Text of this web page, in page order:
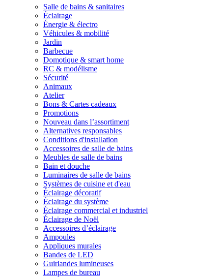
Salle de bains & sanitaires
Éclairage
Énergie & électro
Véhicules & mobilité
Jardin
Barbecue
Domotique & smart home
RC & modélisme
Sécurité
Animaux
Atelier
Bons & Cartes cadeaux
Promotions
Nouveau dans l’assortiment
Alternatives responsables
Conditions d'installation
Accessoires de salle de bains
Meubles de salle de bains
Bain et douche
Luminaires de salle de bains
Systèmes de cuisine et d'eau
Éclairage décoratif
Éclairage du système
Éclairage commercial et industriel
Éclairage de Noël
Accessoires d’éclairage
Ampoules
Appliques murales
Bandes de LED
Guirlandes lumineuses
Lampes de bureau